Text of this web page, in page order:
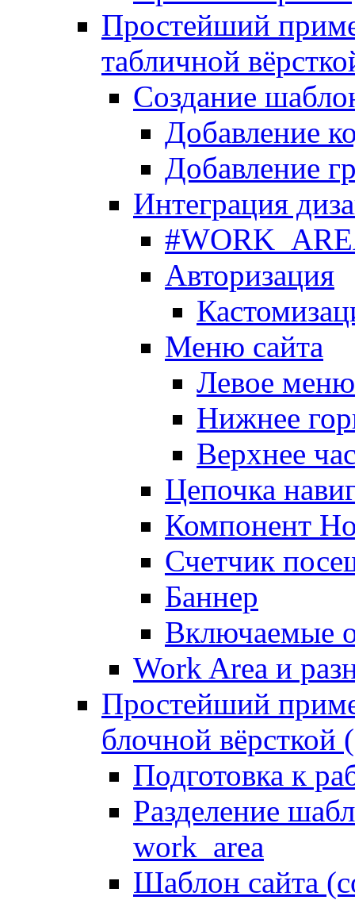
Простейший
табличной
Создание
Добавление
Добавление
Интеграция
Авторизация
Меню сайта
Левое меню
Нижнее
Верхнее
Цепочка
Компонент
Счетчик
Баннер
Включаемые
Work Area и
Простейший
блочной вёрсткой
Подготовка к
Разделение
work_area
Шаблон сайта